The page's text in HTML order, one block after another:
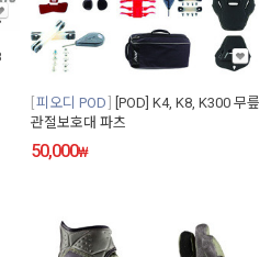
피오디 POD
[POD] K4, K8, K300 무릎
관절보호대 파츠
50,000₩